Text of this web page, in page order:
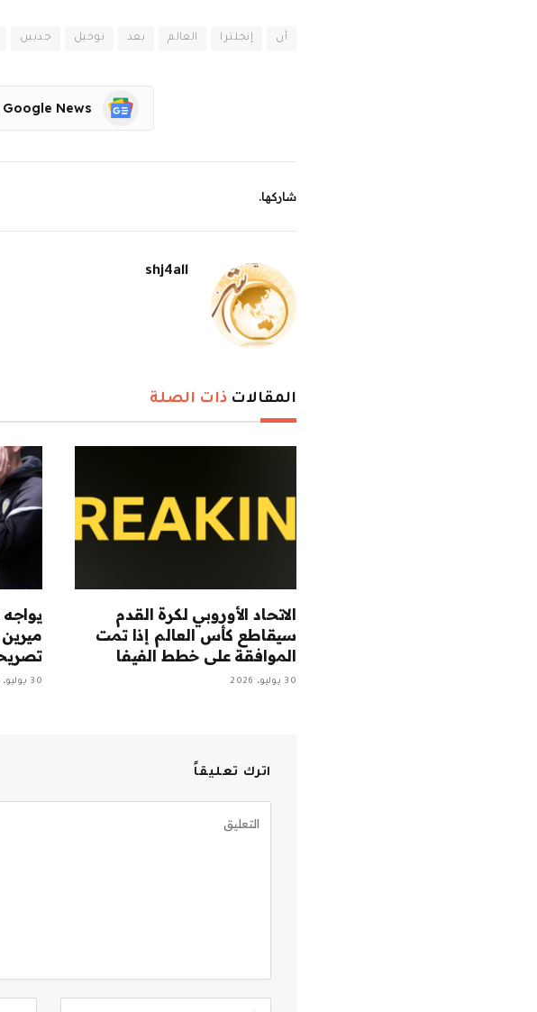
أن إنجلترا العالم بعد توخيل جديين
News
شاركها.
shj4all
المقالات ذات الصلة
الاتحاد الأوروبي لكرة القدم
سيقاطع كأس العالم إذا تمت
الموافقة على خطط الفيفا
30 يوليو، 2026 30 يوليو، 2026
اترك تعليقاً